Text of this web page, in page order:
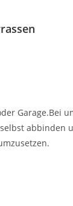
Garage.Bei
abbinden